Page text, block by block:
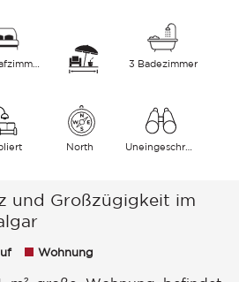
4 Schlafzimmer 3 Badezimmer
North Uneingeschränkt
und Großzügigkeit im
Wohnung